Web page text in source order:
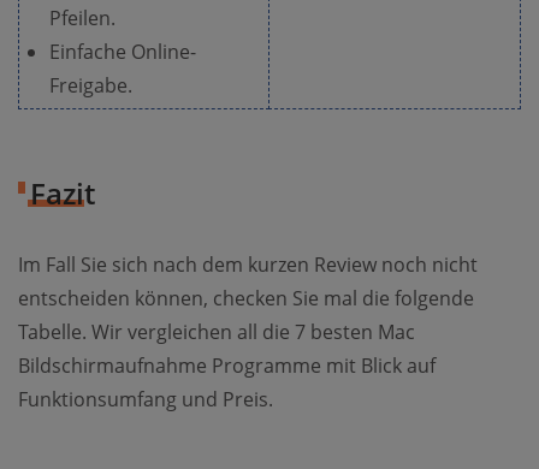
Pfeilen.
Einfache Online-
Freigabe.
Fazit
Im Fall Sie sich nach dem kurzen Review noch nicht
entscheiden können, checken Sie mal die folgende
Tabelle. Wir vergleichen all die 7 besten Mac
Bildschirmaufnahme Programme mit Blick auf
Funktionsumfang und Preis.